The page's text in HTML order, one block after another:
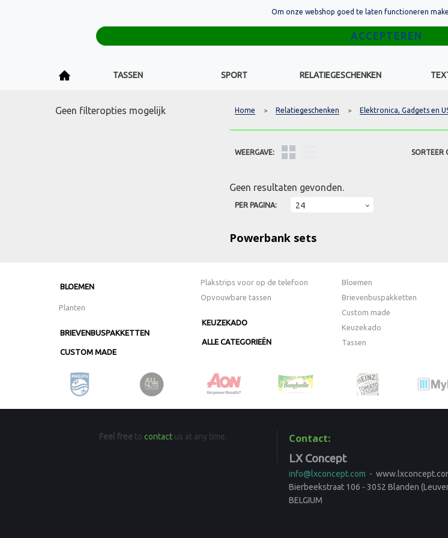
TASSEN SPORT RELATIEGESCHENKEN
Geen filteropties mogelijk Home > Relatiegeschenken > Elektronica, Gadgets en
WEERGAVE: SORTEER
Geen resultaten gevonden.
PER PAGINA:
Powerbank sets
BLOEMEN
Planten
BRIEVENBUSPAKKETTEN
CUSTOM MADE
Plakstrips voor op de telefoon
Opvouwbare tassen
KEUZEKADO
ALLE CATEGORIEËN
Bloemen
Brievenbuspakketten
Custom made
Keuzekado
Tassen
Feel free to contactus at any time. Contact:
LX Concept
info@lxconcept.com -
Bierbeekstraat 106 - 3052 Blanden
BELGIUM
Om onze webshop goed te laten functioneren